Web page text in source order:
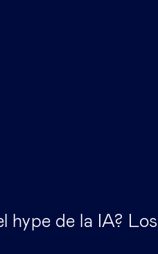
hype de la IA? Los